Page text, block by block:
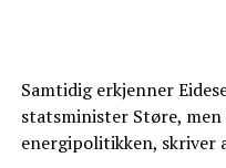
Samtidig erkjenner
statsminister Støre,
energipolitikken, skriver